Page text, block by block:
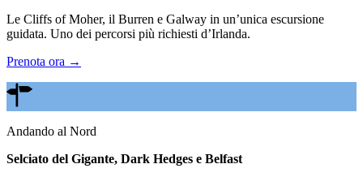
Le Cliffs of Moher, il Burren e Galway in un’unica escursione
guidata. Uno dei percorsi più richiesti d’Irlanda.
Prenota ora →
Andando al Nord
Selciato del Gigante, Dark Hedges e Belfast